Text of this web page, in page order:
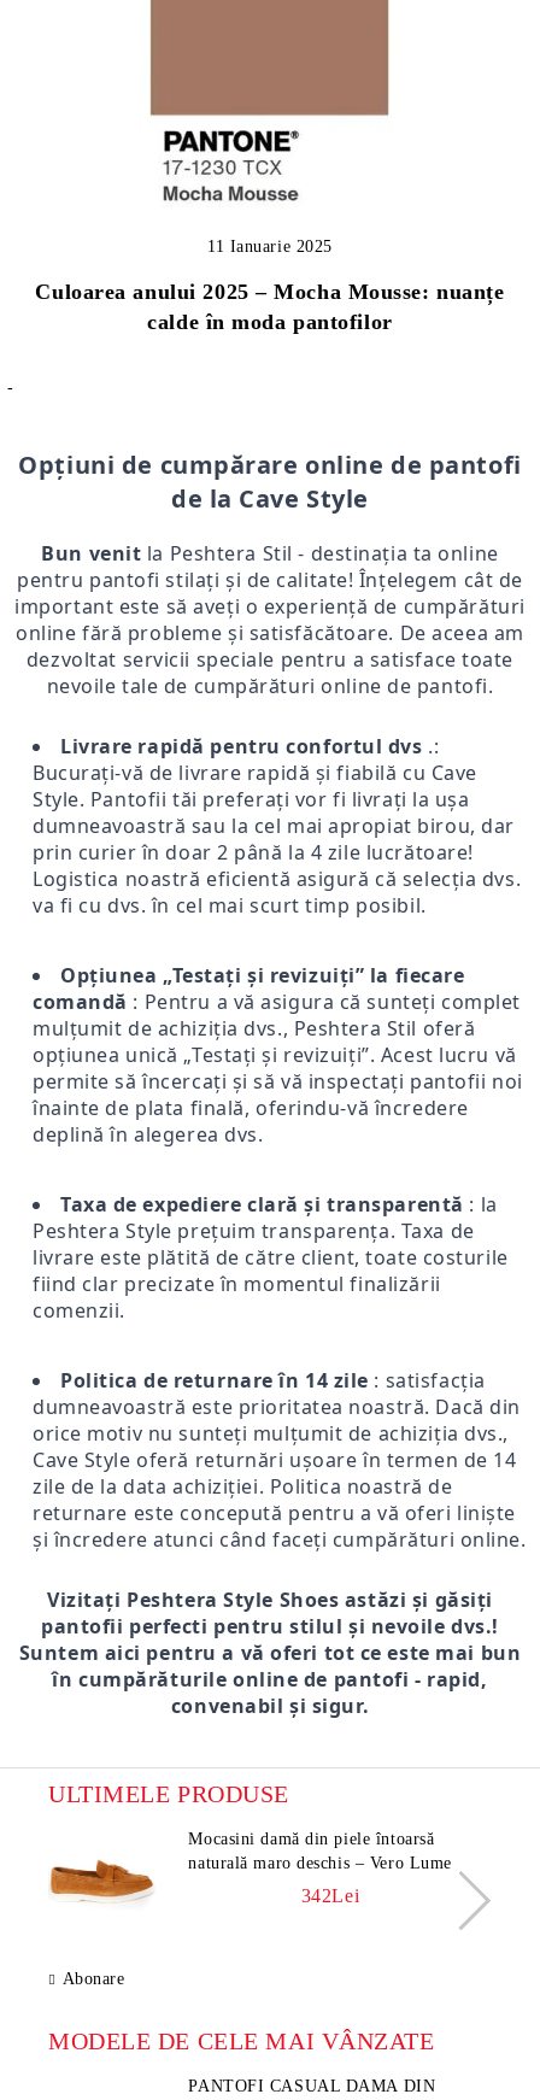
Culoarea anului 2025 – Mocha Mousse: nuanțe
calde în moda pantofilor
11 Ianuarie 2025
-
Opțiuni de cumpărare online de pantofi
de la Cave Style
Bun venit la Peshtera Stil - destinația ta online
pentru pantofi stilați și de calitate! Înțelegem cât de
important este să aveți o experiență de cumpărături
online fără probleme și satisfăcătoare. De aceea am
dezvoltat servicii speciale pentru a satisface toate
nevoile tale de cumpărături online de pantofi.
Livrare rapidă pentru confortul dvs .:
Bucurați-vă de livrare rapidă și fiabilă cu Cave
Style. Pantofii tăi preferați vor fi livrați la ușa
dumneavoastră sau la cel mai apropiat birou, dar
prin curier în doar 2 până la 4 zile lucrătoare!
Logistica noastră eficientă asigură că selecția dvs.
va fi cu dvs. în cel mai scurt timp posibil.
Opțiunea „Testați și revizuiți” la fiecare
comandă : Pentru a vă asigura că sunteți complet
mulțumit de achiziția dvs., Peshtera Stil oferă
opțiunea unică „Testați și revizuiți”. Acest lucru vă
permite să încercați și să vă inspectați pantofii noi
înainte de plata finală, oferindu-vă încredere
deplină în alegerea dvs.
Taxa de expediere clară și transparentă : la
Peshtera Style prețuim transparența. Taxa de
livrare este plătită de către client, toate costurile
fiind clar precizate în momentul finalizării
comenzii.
Politica de returnare în 14 zile : satisfacția
dumneavoastră este prioritatea noastră. Dacă din
orice motiv nu sunteți mulțumit de achiziția dvs.,
Cave Style oferă returnări ușoare în termen de 14
zile de la data achiziției. Politica noastră de
returnare este concepută pentru a vă oferi liniște
și încredere atunci când faceți cumpărături online.
Vizitați Peshtera Style Shoes astăzi și găsiți
pantofii perfecti pentru stilul și nevoile dvs.!
Suntem aici pentru a vă oferi tot ce este mai bun
în cumpărăturile online de pantofi - rapid,
convenabil și sigur.
ULTIMELE PRODUSE
Mocasini damă din piele întoarsă
naturală maro deschis – Vero Lume
342Lei
Abonare
MODELE DE CELE MAI VÂNZATE
PANTOFI CASUAL DAMA DIN